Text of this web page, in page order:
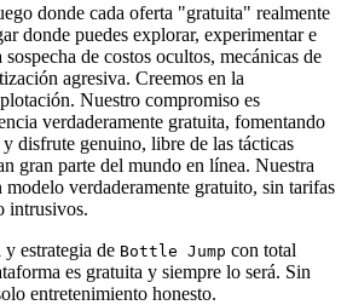
donde cada oferta "gratuita" realmente
donde puedes explorar, experimentar e
de costos ocultos, mecánicas de
agresiva. Creemos en la
Nuestro compromiso es
verdaderamente gratuita, fomentando
disfrute genuino, libre de las tácticas
gran parte del mundo en línea. Nuestra
modelo verdaderamente gratuito, sin tarifas
intrusivos.
estrategia de Bottle Jump con total
es gratuita y siempre lo será. Sin
entretenimiento honesto.